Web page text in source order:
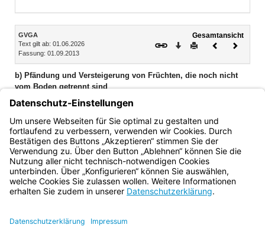
Inhalt
GVGA
Text gilt ab: 01.06.2026
Fassung: 01.09.2013
Gesamtansicht
Download
DruckenVorheriges
b) Pfändung und Versteigerung von Früchten, die noch nicht
vom Boden getrennt sind
§ 101 Zulässigkeit der Pfändung (§ 810 ZPO)
§ 102 Verfahren bei der Pfändung (§ 813 Absatz 3 ZPO)
§ 103 Trennung der Früchte und Versteigerung (§ 824 ZPO)
Bayern.de
BayernPortal
Impressum